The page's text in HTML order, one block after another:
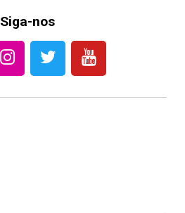
Siga-nos